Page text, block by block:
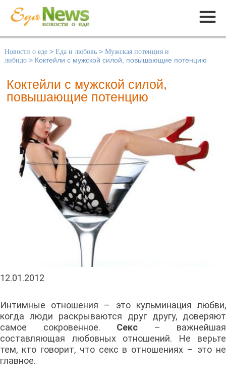
Меню
Новости о еде > Еда и любовь > Мужская потенция и
либидо > Коктейли с мужской силой, повышающие потенцию
Коктейли с мужской силой,
повышающие потенцию
12.01.2012
Интимные отношения – это кульминация любви,
когда люди раскрываются друг другу, доверяют
самое сокровенное. Секс – важнейшая
составляющая любовных отношений. Не верьте
тем, кто говорит, что секс в отношениях – это не
главное.